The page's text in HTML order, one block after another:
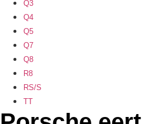
Q3
Q4
Q5
Q7
Q8
R8
RS/S
TT